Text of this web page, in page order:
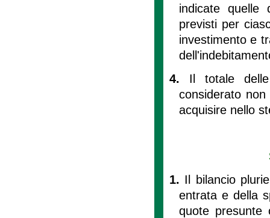
indicate quelle
previsti per
investimento e
4. Il totale
considerato
acquisire nello
1. Il bilancio
entrata e della
quote presunte